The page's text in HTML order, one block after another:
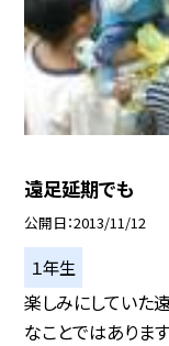
遠足延期でも
公開日 2013/11/12
１年生
楽しみにしていた
なことではありま